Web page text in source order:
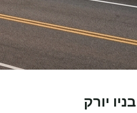
בניו יורק